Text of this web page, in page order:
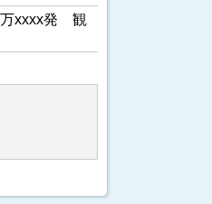
万xxxx発 観